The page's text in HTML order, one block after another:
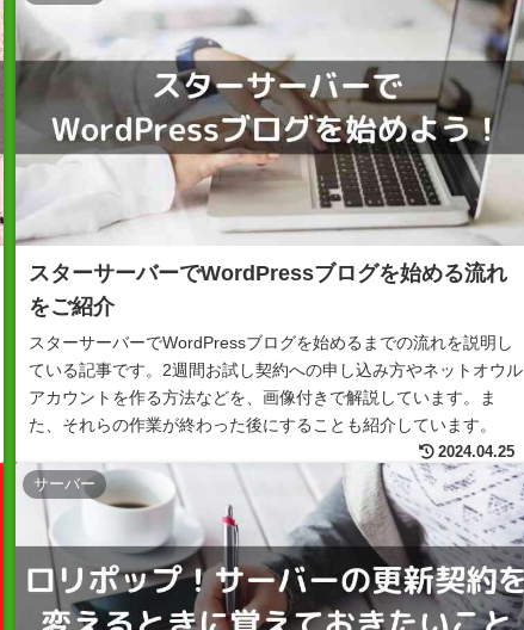
スターサーバーでWordPressブログを始める流れ
をご紹介
スターサーバーでWordPressブログを始めるまでの流れを説明し
ている記事です。2週間お試し契約への申し込み方やネットオウル
アカウントを作る方法などを、画像付きで解説しています。ま
た、それらの作業が終わった後にすることも紹介しています。
2024.04.25
サーバー